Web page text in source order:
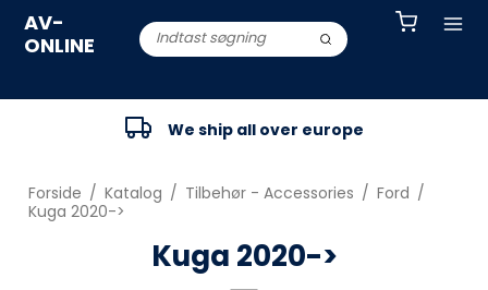
AV-
ONLINE
We ship all over europe
Forside / Katalog / Tilbehør - Accessories / Ford /
Kuga 2020->
Kuga 2020->